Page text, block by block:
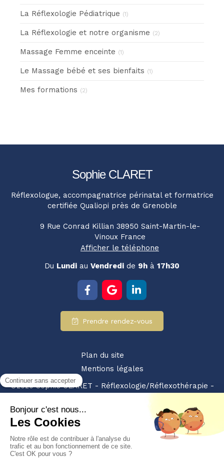
La Réflexologie Pédiatrique (1)
La Réflexologie et notre organisme (2)
Massage Femme enceinte (1)
Le Massage bébé et ses bienfaits (1)
Mes formations (2)
Sophie CLARET
Réflexologue, accompagnatrice périnatal et formatrice
certifiée Qualiopi près de Grenoble
9 Rue Conrad Killian 38950 Saint-Martin-le-
Vinoux France
Afficher le téléphone
Du Lundi au Vendredi de 9h à 17h30
Prendre rendez-vous
Plan du site
Mentions légales
©2020 Sophie CLARET - Réflexologie/Réflexothérapie -
Partenariat retrouvez-nous également sur : les pros
Création et référencement du site par Simplébo